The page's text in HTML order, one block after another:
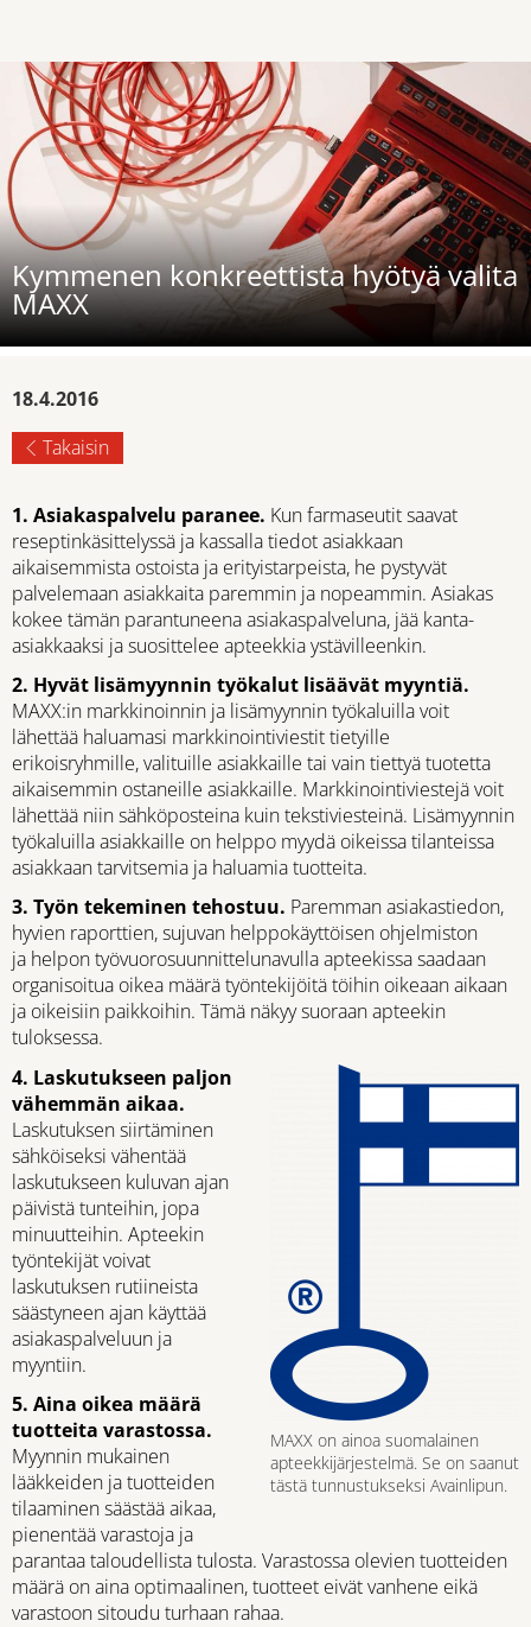
Kymmenen konkreettista hyötyä valita
MAXX
18.4.2016
Takaisin
1. Asiakaspalvelu paranee. Kun farmaseutit saavat
reseptinkäsittelyssä ja kassalla tiedot asiakkaan
aikaisemmista ostoista ja erityistarpeista, he pystyvät
palvelemaan asiakkaita paremmin ja nopeammin. Asiakas
kokee tämän parantuneena asiakaspalveluna, jää kanta-
asiakkaaksi ja suosittelee apteekkia ystävilleenkin.
2. Hyvät lisämyynnin työkalut lisäävät myyntiä.
MAXX:in markkinoinnin ja lisämyynnin työkaluilla voit
lähettää haluamasi markkinointiviestit tietyille
erikoisryhmille, valituille asiakkaille tai vain tiettyä tuotetta
aikaisemmin ostaneille asiakkaille. Markkinointiviestejä voit
lähettää niin sähköposteina kuin tekstiviesteinä. Lisämyynnin
työkaluilla asiakkaille on helppo myydä oikeissa tilanteissa
asiakkaan tarvitsemia ja haluamia tuotteita.
3. Työn tekeminen tehostuu. Paremman asiakastiedon,
hyvien raporttien, sujuvan helppokäyttöisen ohjelmiston
ja helpon työvuorosuunnittelunavulla apteekissa saadaan
organisoitua oikea määrä työntekijöitä töihin oikeaan aikaan
ja oikeisiin paikkoihin. Tämä näkyy suoraan apteekin
tuloksessa.
MAXX on ainoa suomalainen
apteekkijärjestelmä. Se on saanut
tästä tunnustukseksi Avainlipun.
4. Laskutukseen paljon
vähemmän aikaa.
Laskutuksen siirtäminen
sähköiseksi vähentää
laskutukseen kuluvan ajan
päivistä tunteihin, jopa
minuutteihin. Apteekin
työntekijät voivat
laskutuksen rutiineista
säästyneen ajan käyttää
asiakaspalveluun ja
myyntiin.
5. Aina oikea määrä
tuotteita varastossa.
Myynnin mukainen
lääkkeiden ja tuotteiden
tilaaminen säästää aikaa,
pienentää varastoja ja
parantaa taloudellista tulosta. Varastossa olevien tuotteiden
määrä on aina optimaalinen, tuotteet eivät vanhene eikä
varastoon sitoudu turhaan rahaa.